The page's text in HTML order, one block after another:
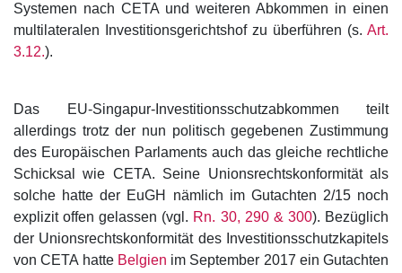
Systemen nach CETA und weiteren Abkommen in einen
multilateralen Investitionsgerichtshof zu überführen (s. Art.
3.12.).
Das EU-Singapur-Investitionsschutzabkommen teilt
allerdings trotz der nun politisch gegebenen Zustimmung
des Europäischen Parlaments auch das gleiche rechtliche
Schicksal wie CETA. Seine Unionsrechtskonformität als
solche hatte der EuGH nämlich im Gutachten 2/15 noch
explizit offen gelassen (vgl. Rn. 30, 290 & 300). Bezüglich
der Unionsrechtskonformität des Investitionsschutzkapitels
von CETA hatte Belgien im September 2017 ein Gutachten